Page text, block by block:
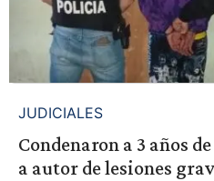
JUDICIALES
Condenaron a 3 años
a autor de lesiones